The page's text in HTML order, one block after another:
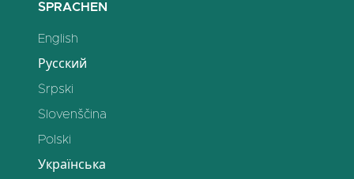
SPRACHEN
English
Русский
Srpski
Slovenščina
Polski
Українська